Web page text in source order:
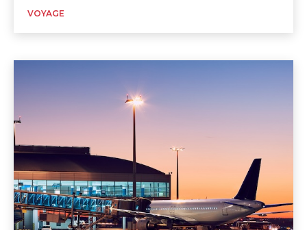
VOYAGE